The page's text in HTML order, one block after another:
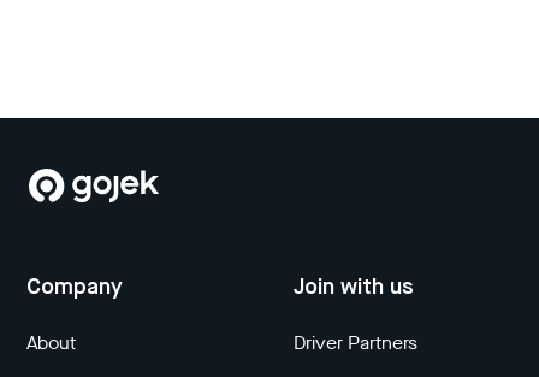
Company
About
Join with us
Driver Partners